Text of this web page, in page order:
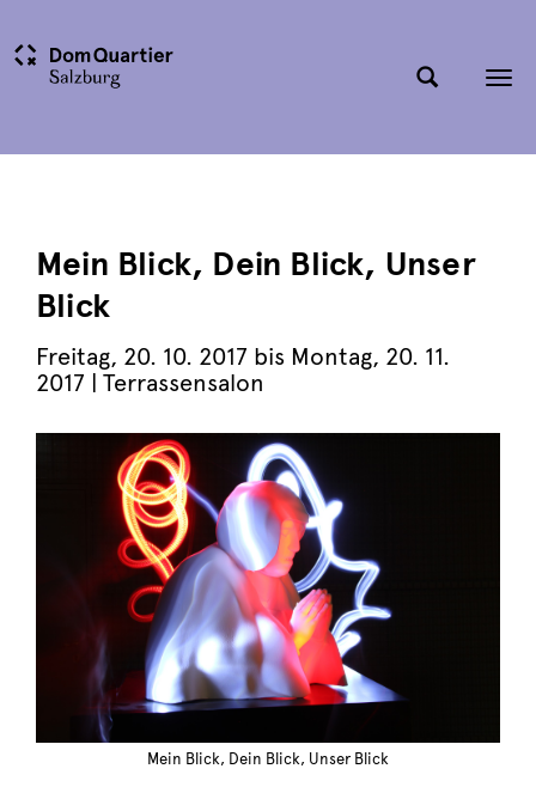
Mein Blick, Dein Blick, Unser
Blick
Freitag, 20. 10. 2017 bis Montag, 20. 11.
2017 | Terrassensalon
Mein Blick, Dein Blick, Unser Blick